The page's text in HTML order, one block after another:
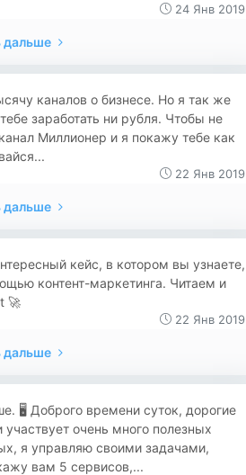
24 Янв 2019
дальше
каналов о бизнесе. Но я так же
заработать ни рубля. Чтобы не
Миллионер и я покажу тебе как
22 Янв 2019
дальше
кейс, в котором вы узнаете,
контент-маркетинга. Читаем и
🚀
22 Янв 2019
дальше
🖥 Доброго времени суток, дорогие
очень много полезных
я управляю своими задачами,
вам 5 сервисов,...